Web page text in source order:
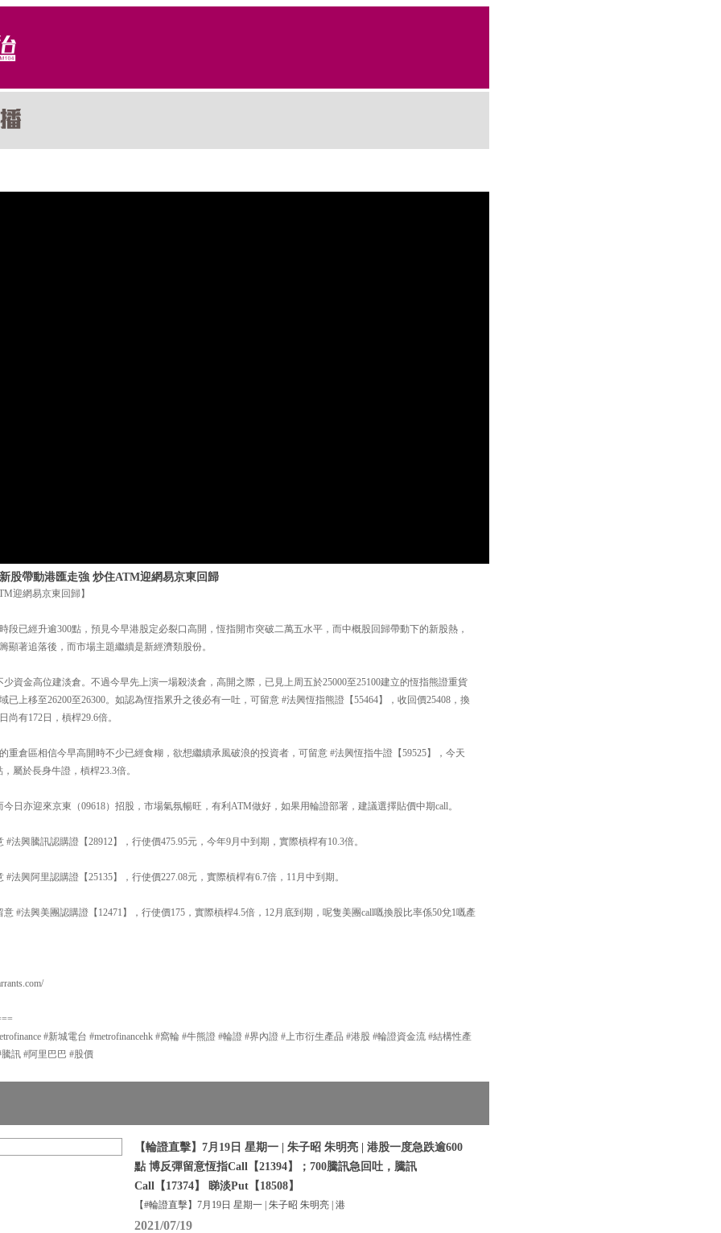
股帶動港匯走強 炒住ATM迎網易京東回歸
迎網易京東回歸】
段已經升逾300點，預見今早港股定必裂口高開，恆指開市突破二萬五水平，而中概股回歸帶動下的新股熱，
顯著追落後，而市場主題繼續是新經濟類股份。
資金高位建淡倉。不過今早先上演一場殺淡倉，高開之際，已見上周五於25000至25100建立的恆指熊證重貨
已上移至26200至26300。如認為恆指累升之後必有一吐，可留意 #法興恆指熊證【55464】，收回價25408，換
尚有172日，槓桿29.6倍。
重倉區相信今早高開時不少已經食糊，欲想繼續承風破浪的投資者，可留意 #法興恆指牛證【59525】，今天
屬於長身牛證，槓桿23.3倍。
日亦迎來京東（09618）招股，市場氣氛暢旺，有利ATM做好，如果用輪證部署，建議選擇貼價中期call。
#法興騰訊認購證【28912】，行使價475.95元，今年9月中到期，實際槓桿有10.3倍。
#法興阿里認購證【25135】，行使價227.08元，實際槓桿有6.7倍，11月中到期。
#法興美團認購證【12471】，行使價175，實際槓桿4.5倍，12月底到期，呢隻美團call嘅換股比率係50兌1嘅產
#新城電台 #metrofinancehk #窩輪 #牛熊證 #輪證 #界內證 #上市衍生產品 #港股 #輪證資金流 #結構性產
訊 #阿里巴巴 #股價
【輪證直擊】7月19日 星期一 | 朱子昭 朱明亮 | 港股一度急跌逾600
點 博反彈留意恆指Call【21394】；700騰訊急回吐，騰訊
Call【17374】 睇淡Put【18508】
【#輪證直擊】7月19日 星期一 | 朱子昭 朱明亮 | 港
2021/07/19